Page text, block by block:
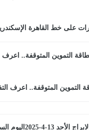
على خط القاهرة
التموين المتوقفة.. اعرف